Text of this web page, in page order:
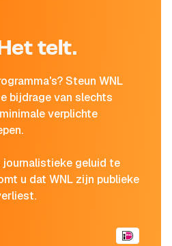
telt.
Steun WNL
bijdrage van slechts
verplichte
journalistieke geluid te
u dat WNL zijn publieke